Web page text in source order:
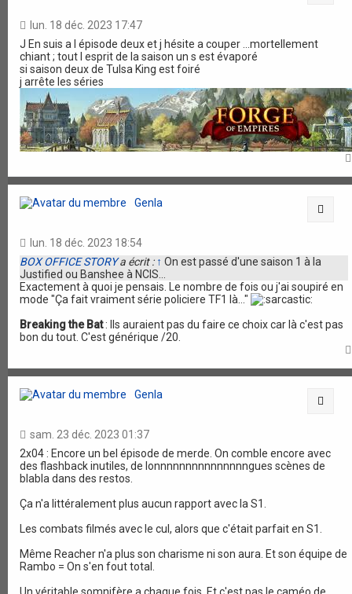
lun. 18 déc. 2023 17:47
J En suis a l épisode deux et j hésite a couper ...mortellement
chiant ; tout l esprit de la saison un s est évaporé
si saison deux de Tulsa King est foiré
j arrête les séries
Genla
lun. 18 déc. 2023 18:54
BOX OFFICE STORYa écrit : ↑ On est passé d'une saison 1 à la
Justified ou Banshee à NCIS...
Exactement à quoi je pensais. Le nombre de fois ou j'ai soupiré en
mode "Ça fait vraiment série policiere TF1 là..."
Breaking the Bat: Ils auraient pas du faire ce choix car là c'est pas
bon du tout. C'est générique /20.
Genla
sam. 23 déc. 2023 01:37
2x04 : Encore un bel épisode de merde. On comble encore avec
des flashback inutiles, de lonnnnnnnnnnnnnnngues scènes de
blabla dans des restos.
Ça n'a littéralement plus aucun rapport avec la S1.
Les combats filmés avec le cul, alors que c'était parfait en S1.
Même Reacher n'a plus son charisme ni son aura. Et son équipe de
Rambo = On s'en fout total.